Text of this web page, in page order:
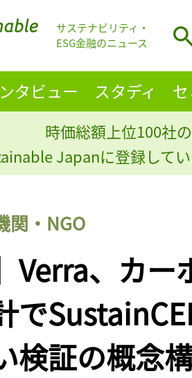
サステナビリティ・
ESG金融のニュース
タビュー スタディ
時価総額上位100社
Japanに登録して
関・NGO
Verra、カ
で
検証の概念